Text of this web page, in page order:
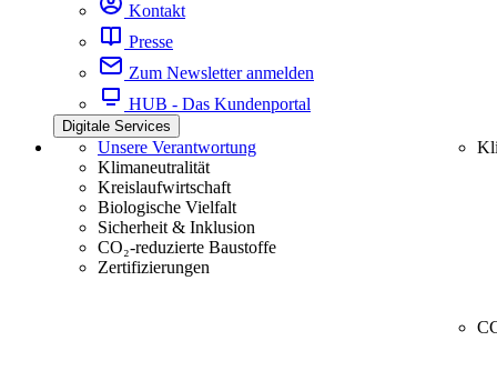
Kontakt
Presse
Zum Newsletter anmelden
HUB - Das Kundenportal
Digitale Services
Unsere Verantwortung
Klimaneutralität
Kreislaufwirtschaft
Biologische Vielfalt
Sicherheit & Inklusion
CO₂-reduzierte Baustoffe
Zertifizierungen